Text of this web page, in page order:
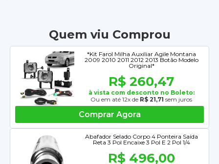
Quem viu Comprou
*Kit Farol Milha Auxiliar Agile Montana
2009 2010 2011 2012 2013 Botão Modelo
Original*
R$ 260,47
à vista com desconto no Boleto:
Ou em até 12x de R$ 21,71 sem juros
Comprar Agora
Abafador Selado Corpo 4 Ponteira Saída
Reta 3 Pol Encaixe 3 Pol E 2 Pol 1/4
R$ 496,00